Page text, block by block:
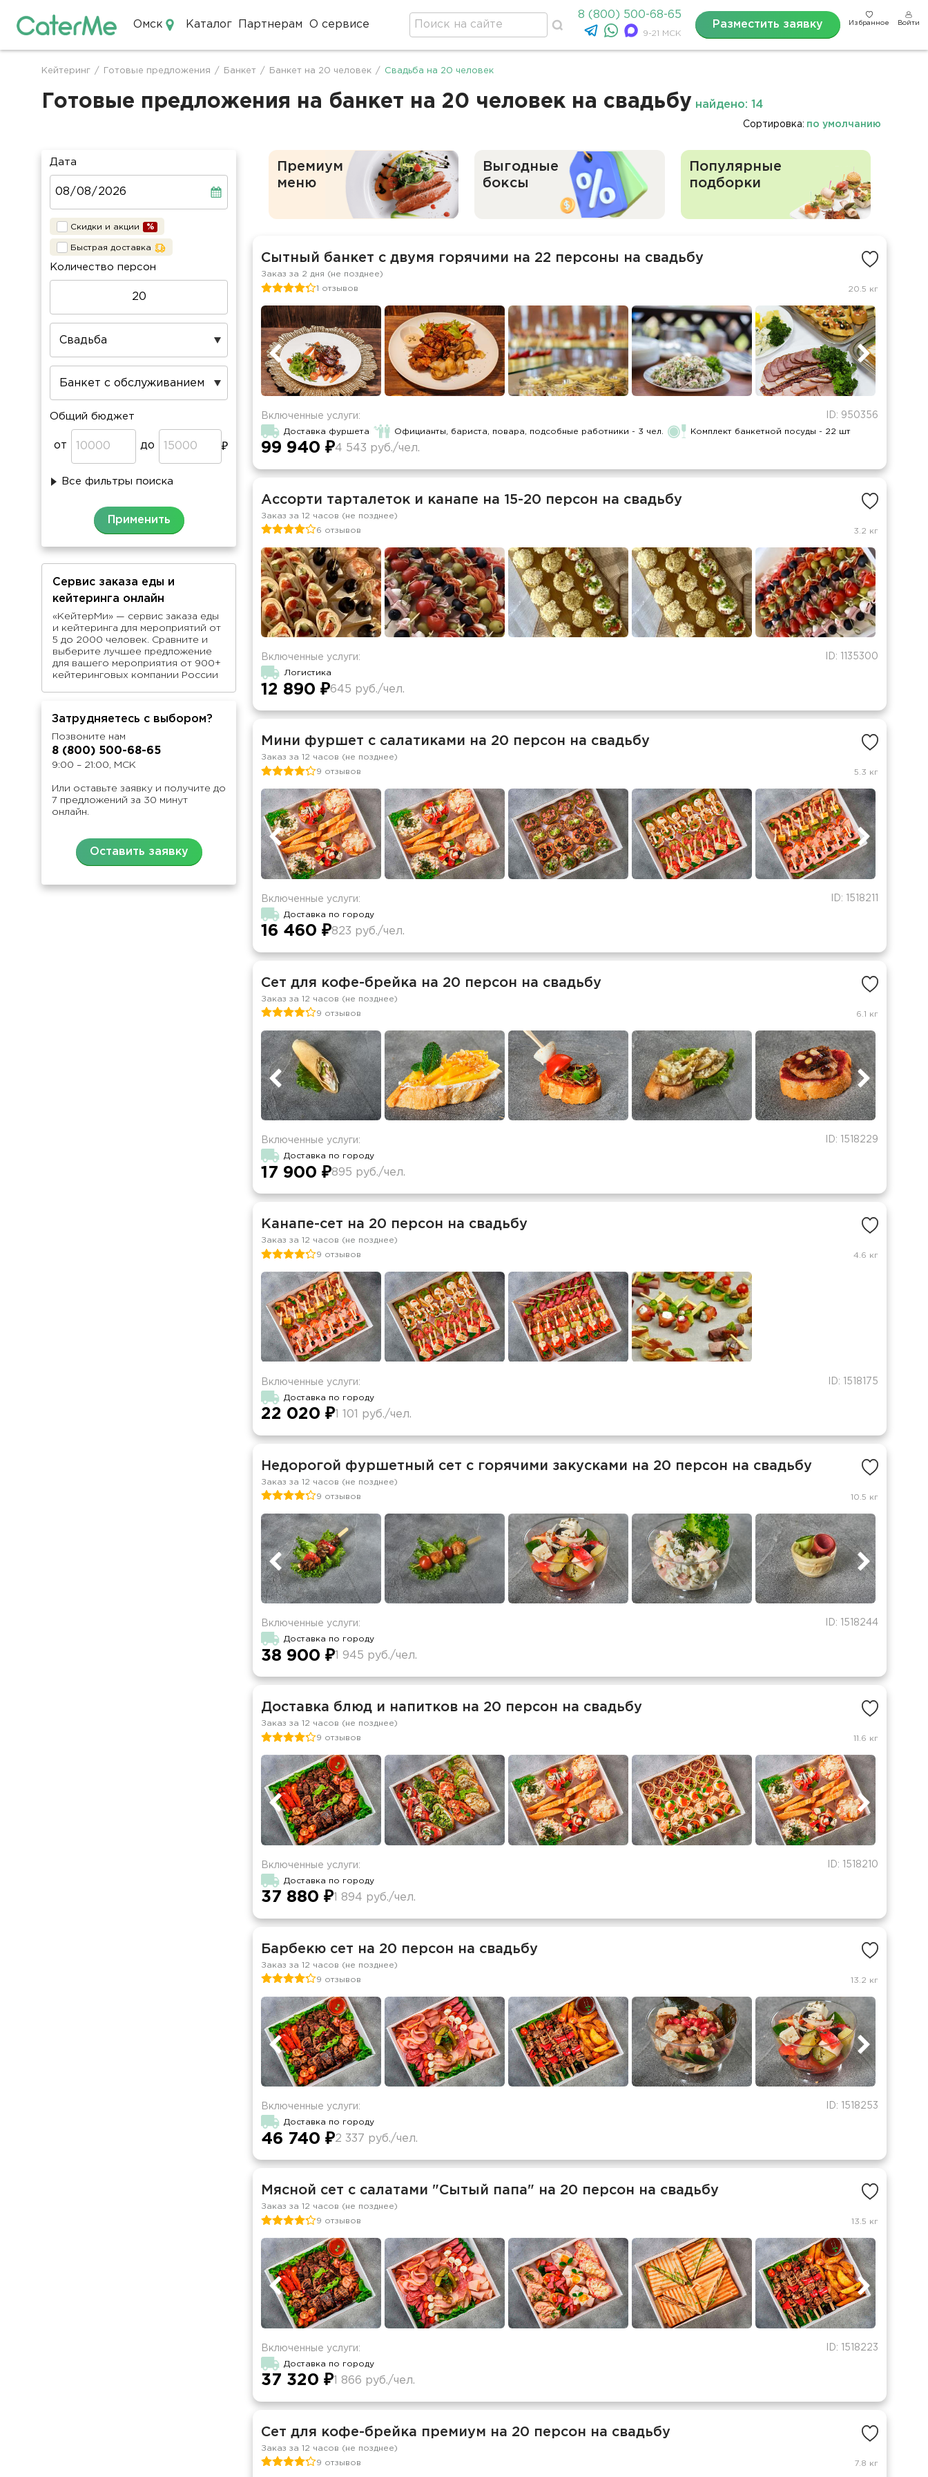
Омск Каталог Партнерам О сервисе
8 (800) 500-68-65
9-21 МСК
Разместить заявку Избранное Войти
Строка
навигации
Кейтеринг / Готовые предложения / Банкет / Банкет на 20 человек / Свадьба на 20 человек
Готовые предложения на банкет на 20 человек на свадьбу найдено: 14
Сортировка: по умолчанию
Дата
Скидки и акции
Быстрая доставка
Количество персон
Общий бюджет
от до
Все фильтры поиска
Сервис заказа еды и
кейтеринга онлайн
«КейтерМи» — сервис заказа еды
и кейтеринга для мероприятий от
5 до 2000 человек. Сравните и
выберите лучшее предложение
для вашего мероприятия от 900+
кейтеринговых компании России
Затрудняетесь с выбором?
Позвоните нам
8 (800) 500-68-65
9:00 – 21:00, МСК
Или оставьте заявку и получите до
7 предложений за 30 минут
онлайн.
Оставить заявку
Премиум
меню
Выгодные
боксы
Популярные
подборки
Сытный банкет с двумя горячими на 22 персоны на свадьбу
Заказ за 2 дня (не позднее)
1 отзывов
20.5 кг
ID: 950356
Включенные услуги:
Доставка фуршета Официанты, бариста, повара, подсобные работники - 3 чел. Комплект банкетной посуды - 22 шт
99 940 ₽4 543 руб./чел.
Ассорти тарталеток и канапе на 15-20 персон на свадьбу
Заказ за 12 часов (не позднее)
6 отзывов
3.2 кг
ID: 1135300
Включенные услуги:
Логистика
12 890 ₽645 руб./чел.
Мини фуршет с салатиками на 20 персон на свадьбу
Заказ за 12 часов (не позднее)
9 отзывов
5.3 кг
ID: 1518211
Включенные услуги:
Доставка по городу
16 460 ₽823 руб./чел.
Сет для кофе-брейка на 20 персон на свадьбу
Заказ за 12 часов (не позднее)
9 отзывов
6.1 кг
ID: 1518229
Включенные услуги:
Доставка по городу
17 900 ₽895 руб./чел.
Канапе-сет на 20 персон на свадьбу
Заказ за 12 часов (не позднее)
9 отзывов
4.6 кг
ID: 1518175
Включенные услуги:
Доставка по городу
22 020 ₽1 101 руб./чел.
Недорогой фуршетный сет с горячими закусками на 20 персон на свадьбу
Заказ за 12 часов (не позднее)
9 отзывов
10.5 кг
ID: 1518244
Включенные услуги:
Доставка по городу
38 900 ₽ 1 945 руб./чел.
Доставка блюд и напитков на 20 персон на свадьбу
Заказ за 12 часов (не позднее)
9 отзывов
11.6 кг
ID: 1518210
Включенные услуги:
Доставка по городу
37 880 ₽1 894 руб./чел.
Барбекю сет на 20 персон на свадьбу
Заказ за 12 часов (не позднее)
9 отзывов
13.2 кг
ID: 1518253
Включенные услуги:
Доставка по городу
46 740 ₽2 337 руб./чел.
Мясной сет с салатами "Сытый папа" на 20 персон на свадьбу
Заказ за 12 часов (не позднее)
9 отзывов
13.5 кг
ID: 1518223
Включенные услуги:
Доставка по городу
37 320 ₽1 866 руб./чел.
Сет для кофе-брейка премиум на 20 персон на свадьбу
Заказ за 12 часов (не позднее)
9 отзывов
7.8 кг